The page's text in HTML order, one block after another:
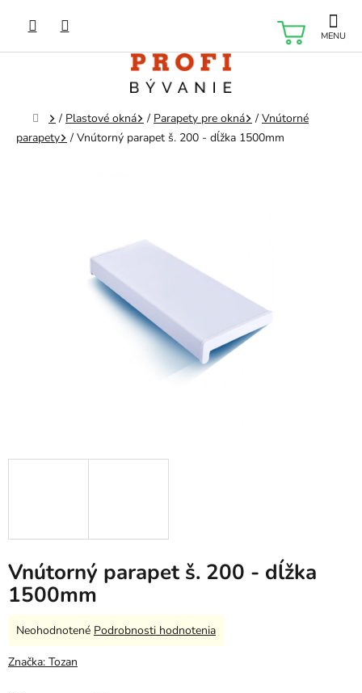
obsah
Domov
/ Plastové okná / Parapety pre okná / Vnútorné
parapety
/ Vnútorný parapet š. 200 - dĺžka 1500mm
Vnútorný parapet š. 200 - dĺžka
1500mm
Priemerné
produktu
Neohodnotené Podrobnosti hodnotenia
Značka: Tozan